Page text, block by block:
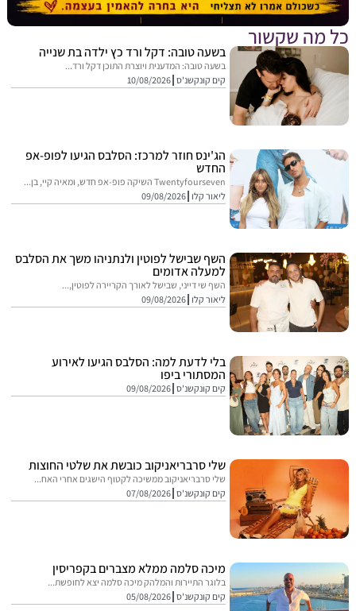
שקשור
בשעה טובה: דקל ורד כץ ילדה בת שנייה
בשעה טובה: המדענית ויוצרת התוכן דקל ורד...
קים קונקשנ'ס 10/08/2026
הג'ינס חוזר למרכז: הסלבס הגיעו לפופ-אפ
החדש
Twentyfourseven השיקה פופ-אפ חדש, ומאיה קיי, בן...
ליאור קלו 09/08/2026
השף שבישל לפוטין ולנתניהו משך את הסלבס
למעלה אדומים
השף שי דייני, שבישל לאורך הקריירה לפוטין,...
ליאור קלו 09/08/2026
בלי לדעת למה: הסלבס הגיעו לאירוע
המסתורי ביפו
קים קונקשנ'ס 09/08/2026
שלי סרבריאניקוב כובשת את שלטי החוצות
שלי סרבריאניקוב ממשיכה לקטוף הישגים אחרי האח...
קים קונקשנ'ס 07/08/2026
מיכה סלמה ממלא מצברים בקפריסין
בלוגר התיירות והמלהק מיכה סלמה יצא לחופשת...
קים קונקשנ'ס 05/08/2026